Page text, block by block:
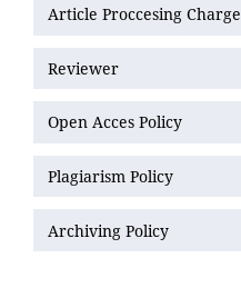
Article Proccesing Charge
Reviewer
Open Acces Policy
Plagiarism Policy
Archiving Policy